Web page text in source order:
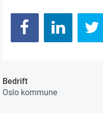
Bedrift
Oslo kommune